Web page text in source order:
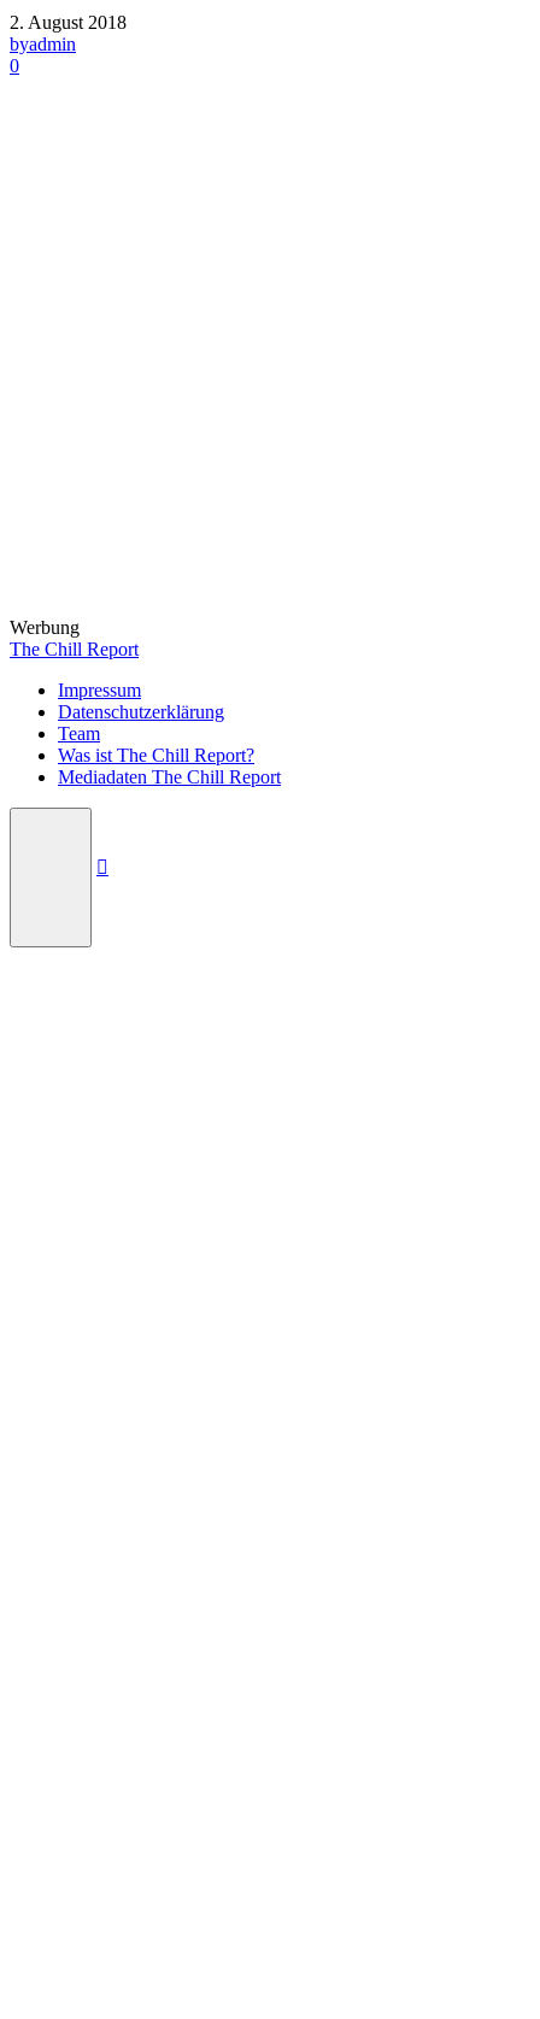
2. August 2018
byadmin
0
Werbung
The Chill Report
Impressum
Datenschutzerklärung
Team
Was ist The Chill Report?
Mediadaten The Chill Report